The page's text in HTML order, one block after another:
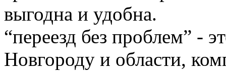
выгодна и удобна.
“переезд без проблем” -
Новгороду и области,